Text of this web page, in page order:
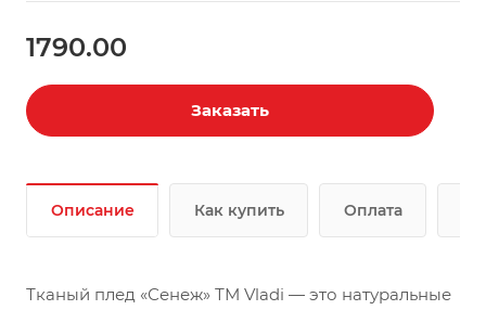
1790.00
Заказать
Описание Как купить Оплата
Тканый плед «Сенеж» ТМ Vladi — это натуральные